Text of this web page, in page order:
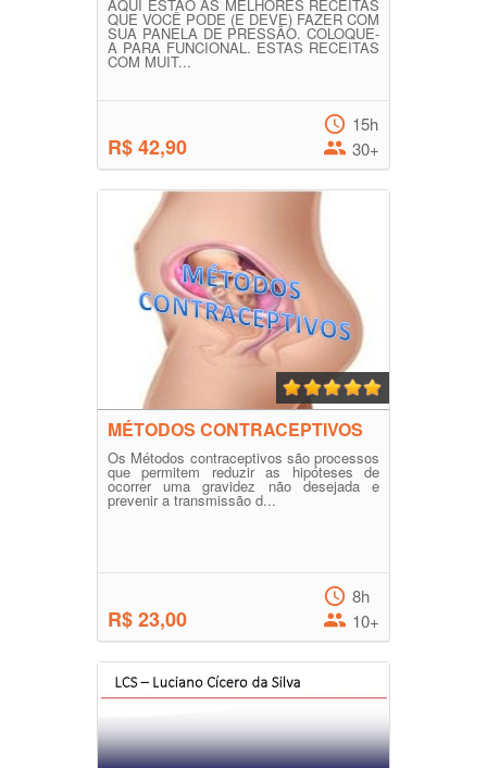
AQUI ESTÃO AS MELHORES RECEITAS
QUE VOCÊ PODE (E DEVE) FAZER COM
SUA PANELA DE PRESSÃO. COLOQUE-
A PARA FUNCIONAL. ESTAS RECEITAS
COM MUIT...
R$ 42,90
15h
30+
MÉTODOS CONTRACEPTIVOS
Os Métodos contraceptivos são processos
que permitem reduzir as hipóteses de
ocorrer uma gravidez não desejada e
prevenir a transmissão d...
R$ 23,00
8h
10+